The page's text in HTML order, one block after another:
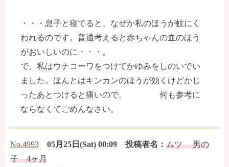
・・・息子と寝てると、なぜか私のほうが蚊にく
われるのです。普通考えると赤ちゃんの血のほう
がおいしいのに・・・。
で、私はウナコーワをつけてかゆみをしのいでい
ました。ほんとはキンカンのほうが効くけどかじ
ったあとつけると痛いので。 何も参考に
ならなくてごめんなさい。
No.4993 05月25日(Sat) 00:09 投稿者名： ムツ 男の
子 4ヶ月